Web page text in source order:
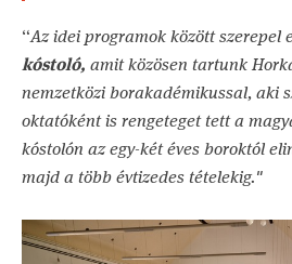
“Az idei programok között szerepel
kóstoló, amit közösen tartunk
nemzetközi borakadémikussal,aki
oktatóként is rengeteget tett a
kóstolón az egy-két éves boroktól
majd a több évtizedes tételekig."